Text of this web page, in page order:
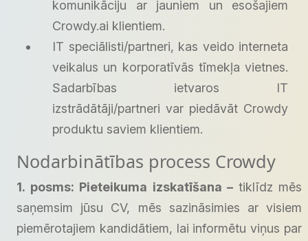
komunikāciju ar jauniem un esošajiem
Crowdy.ai klientiem.
IT speciālisti/partneri, kas veido interneta
veikalus un korporatīvās tīmekļa vietnes.
Sadarbības ietvaros IT
izstrādātāji/partneri var piedāvāt Crowdy
produktu saviem klientiem.
Nodarbinātības process Crowdy
1. posms: Pieteikuma izskatīšana – tiklīdz mēs
saņemsim jūsu CV, mēs sazināsimies ar visiem
piemērotajiem kandidātiem, lai informētu viņus par